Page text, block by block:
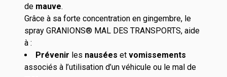
de mauve.
Grâce à sa forte concentration en gingembre, le
spray GRANIONS® MAL DES TRANSPORTS, aide
à :
Prévenir les nausées et vomissements
associés à l’utilisation d’un véhicule ou le mal de